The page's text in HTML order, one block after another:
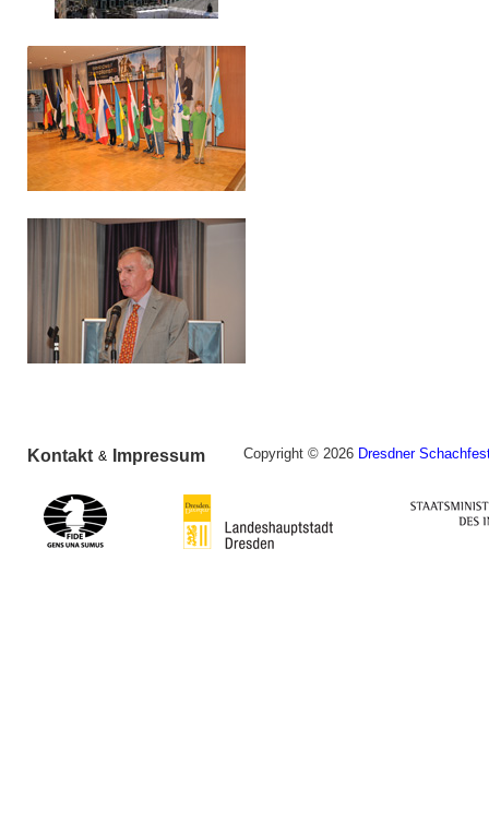
Kontakt & Impressum Copyright © 2026 Dresdner